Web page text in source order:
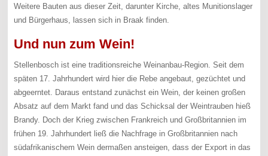
Weitere Bauten aus dieser Zeit, darunter Kirche, altes Munitionslager
und Bürgerhaus, lassen sich in Braak finden.
Und nun zum Wein!
Stellenbosch ist eine traditionsreiche Weinanbau-Region. Seit dem
späten 17. Jahrhundert wird hier die Rebe angebaut, gezüchtet und
abgeerntet. Daraus entstand zunächst ein Wein, der keinen großen
Absatz auf dem Markt fand und das Schicksal der Weintrauben hieß
Brandy. Doch der Krieg zwischen Frankreich und Großbritannien im
frühen 19. Jahrhundert ließ die Nachfrage in Großbritannien nach
südafrikanischem Wein dermaßen ansteigen, dass der Export in das